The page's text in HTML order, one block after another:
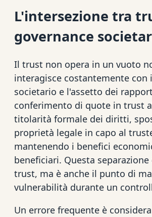
L'intersezione tra
governance
Il trust non opera in un vuoto
interagisce costantemente
societario e l'assetto dei
conferimento di quote in trust
titolarità formale dei diritti,
proprietà legale in capo al
mantenendo i benefici
beneficiari. Questa
trust, ma è anche il punto di
vulnerabilità durante un
Un errore frequente è